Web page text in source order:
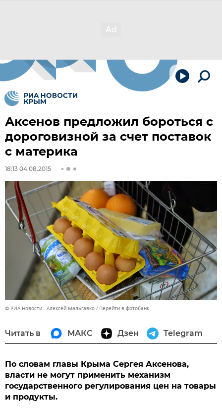
Аксенов предложил бороться с
дороговизной за счет поставок
с материка
18:13 04.08.2015
© РИА Новости . Алексей Мальгавко Перейти в фотобанк
Читать в МАКС Дзен Telegram
По словам главы Крыма Сергея Аксенова,
власти не могут применить механизм
государственного регулирования цен на товары
и продукты.